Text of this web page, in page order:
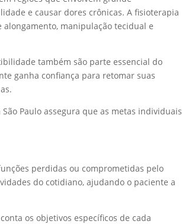
e causar dores crônicas. A fisioterapia
manipulação tecidual e
também são parte essencial do
ganha confiança para retomar suas
Paulo assegura que as metas individuais
perdidas ou comprometidas pelo
do cotidiano, ajudando o paciente a
os objetivos específicos de cada